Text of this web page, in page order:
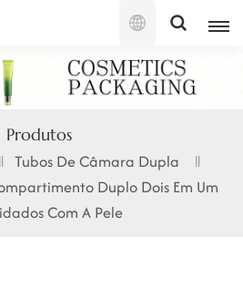
Português
English
français
русский
Produtos
Tubos De Câmara Dupla
Duplo Dois Em Um
Com A Pele